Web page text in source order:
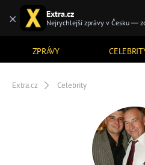
ZPRÁVY
Extra.cz Celebrity
× Extra.cz
Nejrychlejší zprávy v Česku —